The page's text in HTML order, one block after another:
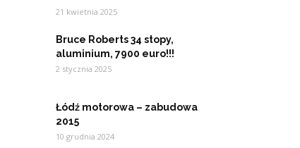
21 kwietnia 2025
Bruce Roberts 34 stopy,
aluminium, 7900 euro!!!
2 stycznia 2025
Łódź motorowa – zabudowa
2015
10 grudnia 2024